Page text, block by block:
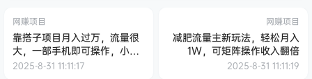
网赚项目
靠搭子项目月入过万，流量很
大，一部手机即可操作，小白
闭眼也要做
2025-8-31 11:11:17
网赚项目
减肥流量主新玩法，轻松月入
1W，可矩阵操作收入翻倍
2025-8-31 11:11:19